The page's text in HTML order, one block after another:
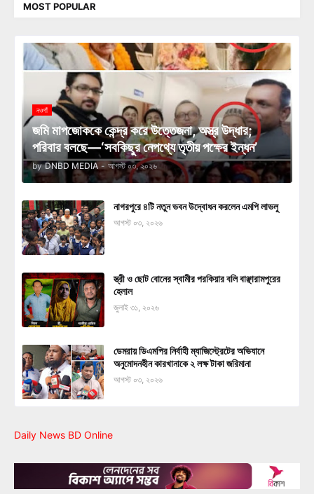
MOST POPULAR
নওগাঁ
জমি মাপজোককে কেন্দ্র করে উত্তেজনা, অস্ত্র উদ্ধার;
পরিবার বলছে—‘সবকিছুর নেপথ্যে তৃতীয় পক্ষের ইন্ধন’
by DNBD MEDIA - আগস্ট ০৩, ২০২৬
নাগরপুরে ৪টি নতুন ভবন উদ্বোধন করলেন এমপি লাভলু
আগস্ট ০৩, ২০২৬
স্ত্রী ও ছোট বোনের স্বামীর পরকিয়ার বলি বাঞ্ছারামপুরের
হেলাল
জুলাই ৩১, ২০২৬
ডেমরায় ডিএমপির নির্বাহী ম্যাজিস্ট্রেটের অভিযানে
অনুমোদনহীন কারখানাকে ২ লক্ষ টাকা জরিমানা
আগস্ট ০৩, ২০২৬
Daily News BD Online